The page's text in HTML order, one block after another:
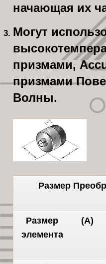
начающая их
Могут
призмами,
призмами
Волны.
Размер
Размер
элемента
(А)